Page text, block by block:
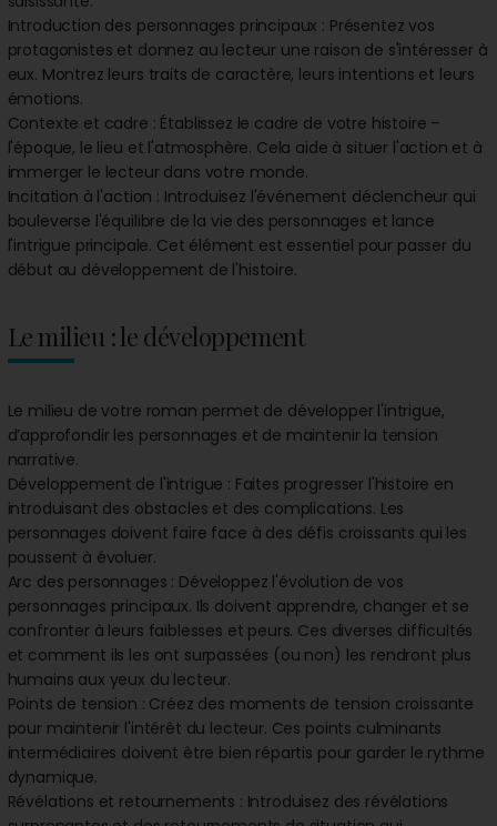
Introduction des personnages principaux : Présentez vos
protagonistes et donnez au lecteur une raison de s'intéresser à
eux. Montrez leurs traits de caractère, leurs intentions et leurs
émotions.
Contexte et cadre : Établissez le cadre de votre histoire –
l'époque, le lieu et l'atmosphère. Cela aide à situer l'action et à
immerger le lecteur dans votre monde.
Incitation à l'action : Introduisez l'événement déclencheur qui
bouleverse l'équilibre de la vie des personnages et lance
l'intrigue principale. Cet élément est essentiel pour passer du
début au développement de l'histoire.
Le milieu : le développement
Le milieu de votre roman permet de développer l'intrigue,
d’approfondir les personnages et de maintenir la tension
narrative.
Développement de l'intrigue : Faites progresser l'histoire en
introduisant des obstacles et des complications. Les
personnages doivent faire face à des défis croissants qui les
poussent à évoluer.
Arc des personnages : Développez l'évolution de vos
personnages principaux. Ils doivent apprendre, changer et se
confronter à leurs faiblesses et peurs. Ces diverses difficultés
et comment ils les ont surpassées (ou non) les rendront plus
humains aux yeux du lecteur.
Points de tension : Créez des moments de tension croissante
pour maintenir l'intérêt du lecteur. Ces points culminants
intermédiaires doivent être bien répartis pour garder le rythme
dynamique.
Révélations et retournements : Introduisez des révélations